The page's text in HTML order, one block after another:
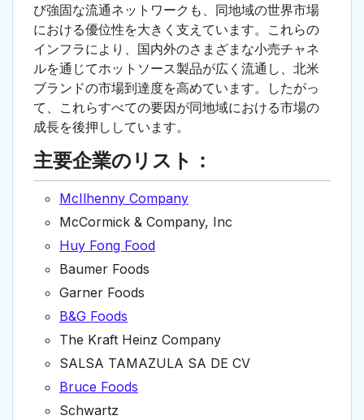
び強固な流通ネットワークも、同地域の世界市場
における優位性を大きく支えています。これらの
インフラにより、国内外のさまざまな小売チャネ
ルを通じてホットソース製品が広く流通し、北米
ブランドの市場到達度を高めています。したがっ
て、これらすべての要因が同地域における市場の
成長を後押ししています。
主要企業のリスト：
McIlhenny Company
McCormick & Company, Inc
Huy Fong Food
Baumer Foods
Garner Foods
B&G Foods
The Kraft Heinz Company
SALSA TAMAZULA SA DE CV
Bruce Foods
Schwartz